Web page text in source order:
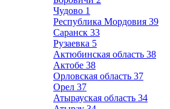
Чудово 1
Республика Мордовия 39
Саранск 33
Рузаевка 5
Актюбинская область 38
Актобе 38
Орловская область 37
Орел 37
Атырауская область 34